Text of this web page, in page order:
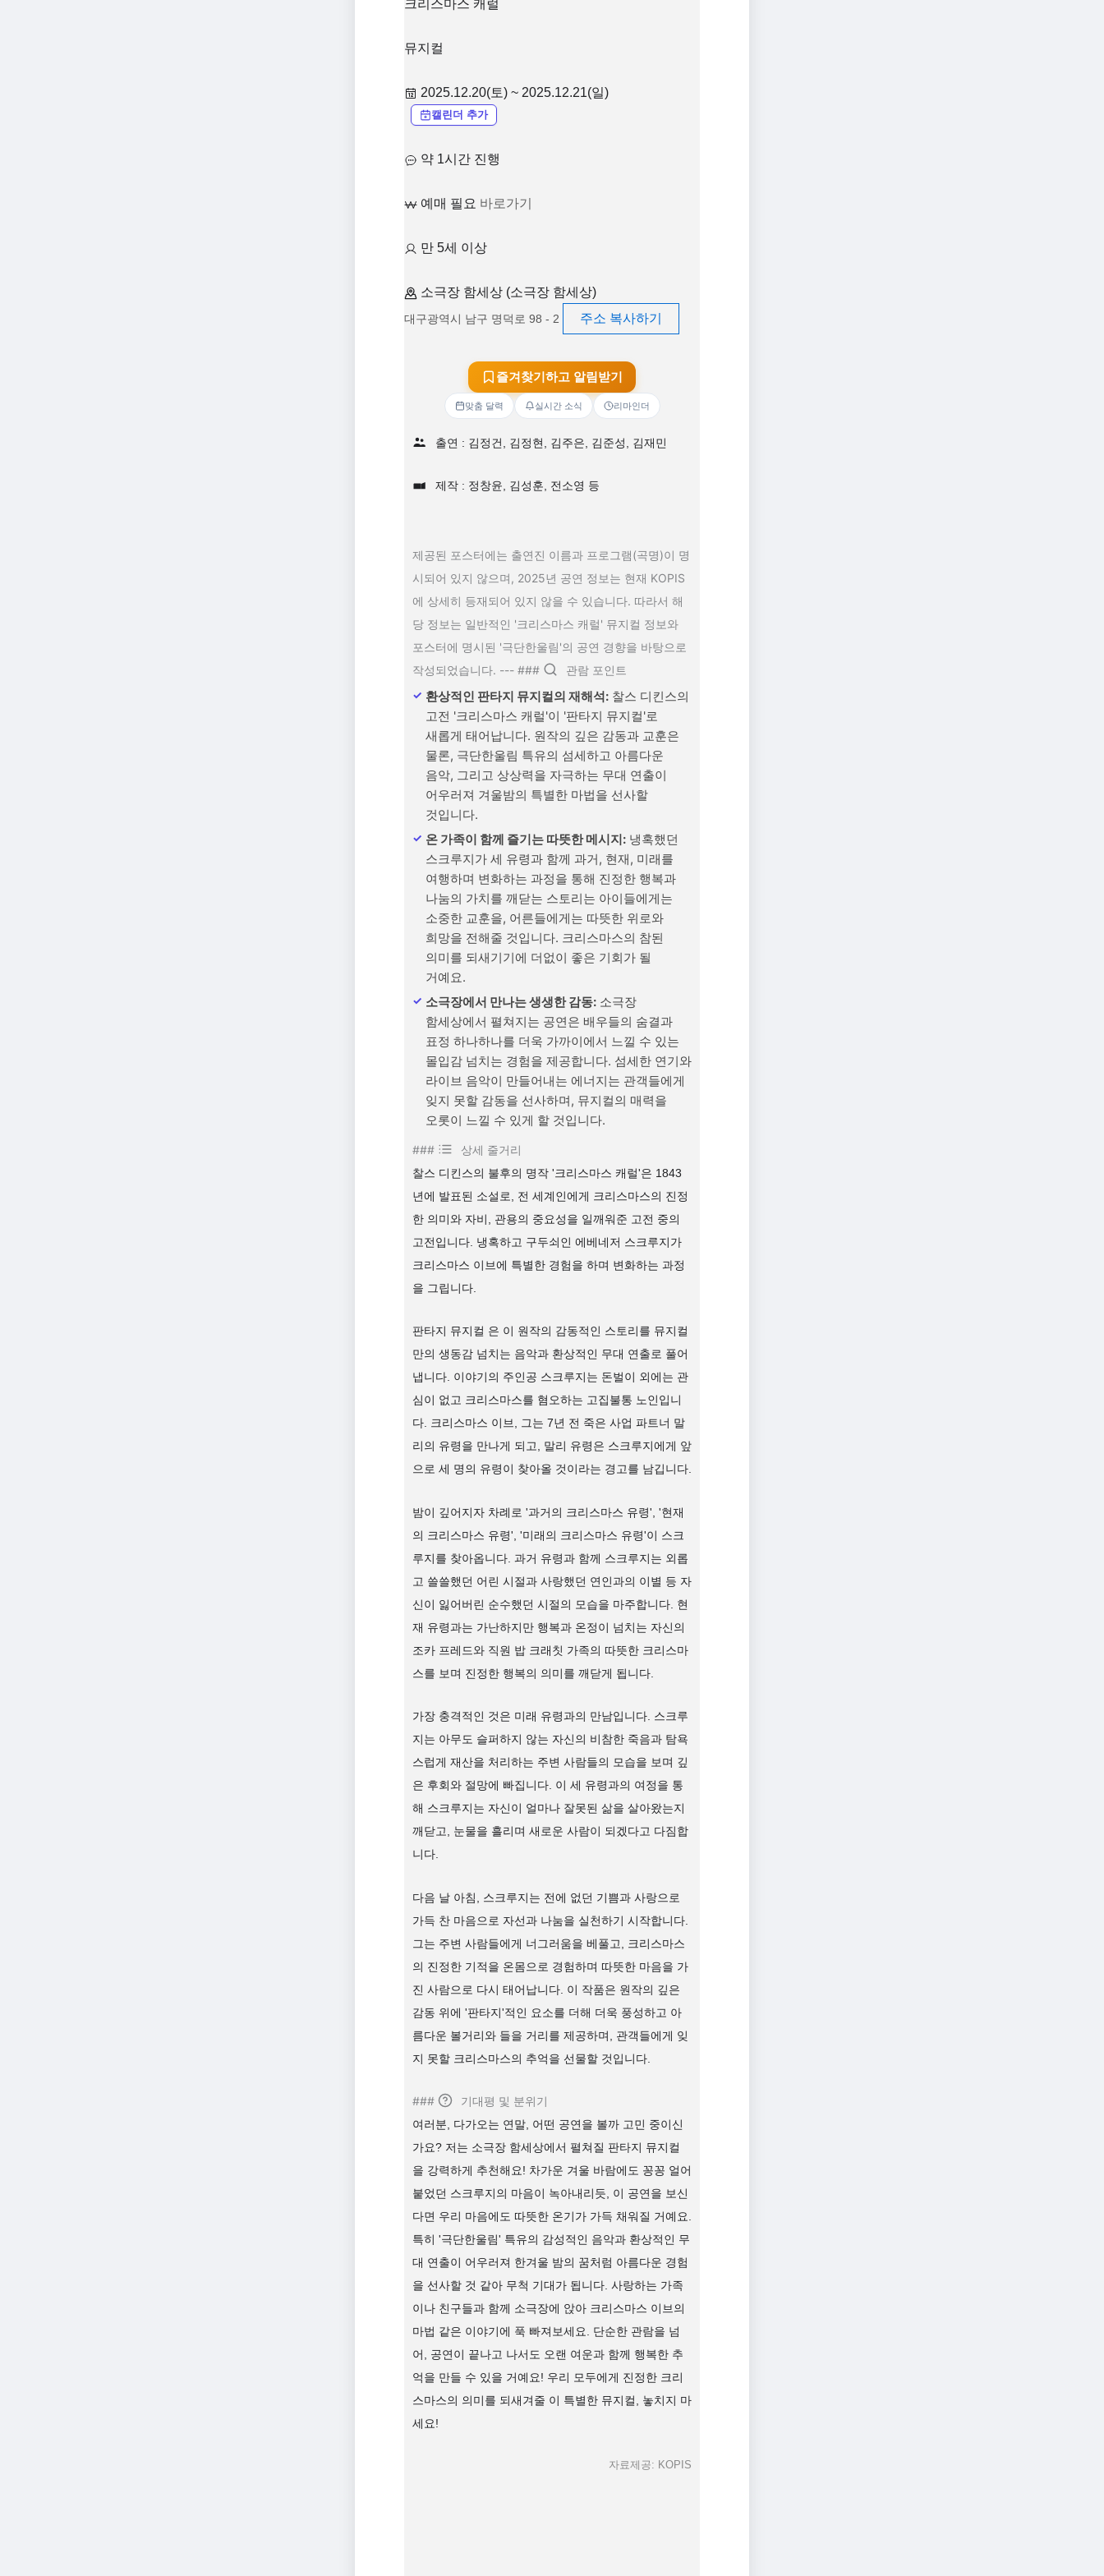
크리스마스 캐럴
뮤지컬
2025.12.20(토) ~ 2025.12.21(일)
캘린더 추가
약 1시간 진행
예매 필요 바로가기
만 5세 이상
소극장 함세상 (소극장 함세상)
대구광역시 남구 명덕로 98 - 2 주소 복사하기
즐겨찾기하고 알림받기
맞춤 달력 실시간 소식 리마인더
출연 : 김정건, 김정현, 김주은, 김준성, 김재민
제작 : 정창윤, 김성훈, 전소영 등
제공된 포스터에는 출연진 이름과 프로그램(곡명)이 명
시되어 있지 않으며, 2025년 공연 정보는 현재 KOPIS
에 상세히 등재되어 있지 않을 수 있습니다. 따라서 해
당 정보는 일반적인 '크리스마스 캐럴' 뮤지컬 정보와
포스터에 명시된 '극단한울림'의 공연 경향을 바탕으로
작성되었습니다. --- ###
관람 포인트
환상적인 판타지 뮤지컬의 재해석: 찰스 디킨스의
고전 '크리스마스 캐럴'이 '판타지 뮤지컬'로
새롭게 태어납니다. 원작의 깊은 감동과 교훈은
물론, 극단한울림 특유의 섬세하고 아름다운
음악, 그리고 상상력을 자극하는 무대 연출이
어우러져 겨울밤의 특별한 마법을 선사할
것입니다.
온 가족이 함께 즐기는 따뜻한 메시지: 냉혹했던
스크루지가 세 유령과 함께 과거, 현재, 미래를
여행하며 변화하는 과정을 통해 진정한 행복과
나눔의 가치를 깨닫는 스토리는 아이들에게는
소중한 교훈을, 어른들에게는 따뜻한 위로와
희망을 전해줄 것입니다. 크리스마스의 참된
의미를 되새기기에 더없이 좋은 기회가 될
거예요.
소극장에서 만나는 생생한 감동: 소극장
함세상에서 펼쳐지는 공연은 배우들의 숨결과
표정 하나하나를 더욱 가까이에서 느낄 수 있는
몰입감 넘치는 경험을 제공합니다. 섬세한 연기와
라이브 음악이 만들어내는 에너지는 관객들에게
잊지 못할 감동을 선사하며, 뮤지컬의 매력을
오롯이 느낄 수 있게 할 것입니다.
### 상세 줄거리
찰스 디킨스의 불후의 명작 '크리스마스 캐럴'은 1843
년에 발표된 소설로, 전 세계인에게 크리스마스의 진정
한 의미와 자비, 관용의 중요성을 일깨워준 고전 중의
고전입니다. 냉혹하고 구두쇠인 에베네저 스크루지가
크리스마스 이브에 특별한 경험을 하며 변화하는 과정
을 그립니다.
판타지 뮤지컬 은 이 원작의 감동적인 스토리를 뮤지컬
만의 생동감 넘치는 음악과 환상적인 무대 연출로 풀어
냅니다. 이야기의 주인공 스크루지는 돈벌이 외에는 관
심이 없고 크리스마스를 혐오하는 고집불통 노인입니
다. 크리스마스 이브, 그는 7년 전 죽은 사업 파트너 말
리의 유령을 만나게 되고, 말리 유령은 스크루지에게 앞
으로 세 명의 유령이 찾아올 것이라는 경고를 남깁니다.
밤이 깊어지자 차례로 '과거의 크리스마스 유령', '현재
의 크리스마스 유령', '미래의 크리스마스 유령'이 스크
루지를 찾아옵니다. 과거 유령과 함께 스크루지는 외롭
고 쓸쓸했던 어린 시절과 사랑했던 연인과의 이별 등 자
신이 잃어버린 순수했던 시절의 모습을 마주합니다. 현
재 유령과는 가난하지만 행복과 온정이 넘치는 자신의
조카 프레드와 직원 밥 크래칫 가족의 따뜻한 크리스마
스를 보며 진정한 행복의 의미를 깨닫게 됩니다.
가장 충격적인 것은 미래 유령과의 만남입니다. 스크루
지는 아무도 슬퍼하지 않는 자신의 비참한 죽음과 탐욕
스럽게 재산을 처리하는 주변 사람들의 모습을 보며 깊
은 후회와 절망에 빠집니다. 이 세 유령과의 여정을 통
해 스크루지는 자신이 얼마나 잘못된 삶을 살아왔는지
깨닫고, 눈물을 흘리며 새로운 사람이 되겠다고 다짐합
니다.
다음 날 아침, 스크루지는 전에 없던 기쁨과 사랑으로
가득 찬 마음으로 자선과 나눔을 실천하기 시작합니다.
그는 주변 사람들에게 너그러움을 베풀고, 크리스마스
의 진정한 기적을 온몸으로 경험하며 따뜻한 마음을 가
진 사람으로 다시 태어납니다. 이 작품은 원작의 깊은
감동 위에 '판타지'적인 요소를 더해 더욱 풍성하고 아
름다운 볼거리와 들을 거리를 제공하며, 관객들에게 잊
지 못할 크리스마스의 추억을 선물할 것입니다.
### 기대평 및 분위기
여러분, 다가오는 연말, 어떤 공연을 볼까 고민 중이신
가요? 저는 소극장 함세상에서 펼쳐질 판타지 뮤지컬
을 강력하게 추천해요! 차가운 겨울 바람에도 꽁꽁 얼어
붙었던 스크루지의 마음이 녹아내리듯, 이 공연을 보신
다면 우리 마음에도 따뜻한 온기가 가득 채워질 거예요.
특히 '극단한울림' 특유의 감성적인 음악과 환상적인 무
대 연출이 어우러져 한겨울 밤의 꿈처럼 아름다운 경험
을 선사할 것 같아 무척 기대가 됩니다. 사랑하는 가족
이나 친구들과 함께 소극장에 앉아 크리스마스 이브의
마법 같은 이야기에 푹 빠져보세요. 단순한 관람을 넘
어, 공연이 끝나고 나서도 오랜 여운과 함께 행복한 추
억을 만들 수 있을 거예요! 우리 모두에게 진정한 크리
스마스의 의미를 되새겨줄 이 특별한 뮤지컬, 놓치지 마
세요!
자료제공: KOPIS